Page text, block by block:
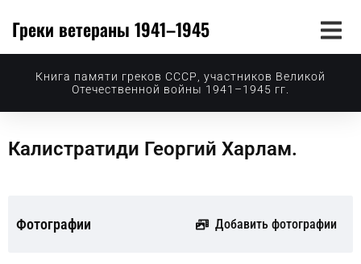
Греки ветераны 1941–1945
Книга памяти греков СССР, участников Великой
Отечественной войны 1941–1945 гг.
Калистратиди Георгий Харлам.
Фотографии Добавить фотографии